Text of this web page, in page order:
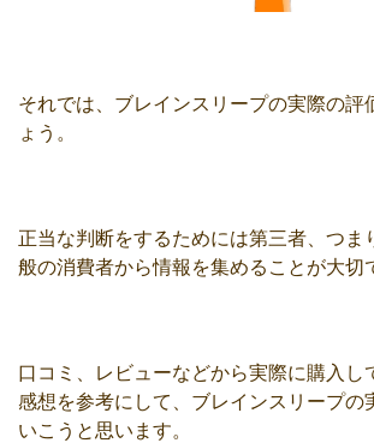
それでは、ブレインスリープの実際の評
ょう。
正当な判断をするためには第三者、つま
般の消費者から情報を集めることが大切
口コミ、レビューなどから実際に購入し
感想を参考にして、ブレインスリープの
いこうと思います。